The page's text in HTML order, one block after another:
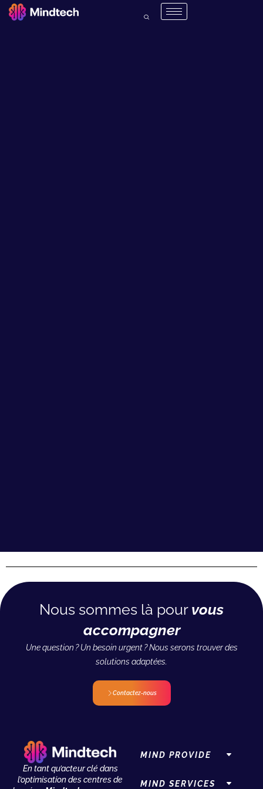
Nous sommes là pour vous
accompagner
Une question ? Un besoin urgent ? Nous serons trouver des
solutions adaptées.
Contactez-nous
En tant qu’acteur clé dans
l’optimisation des centres de
MIND PROVIDE
MIND SERVICES